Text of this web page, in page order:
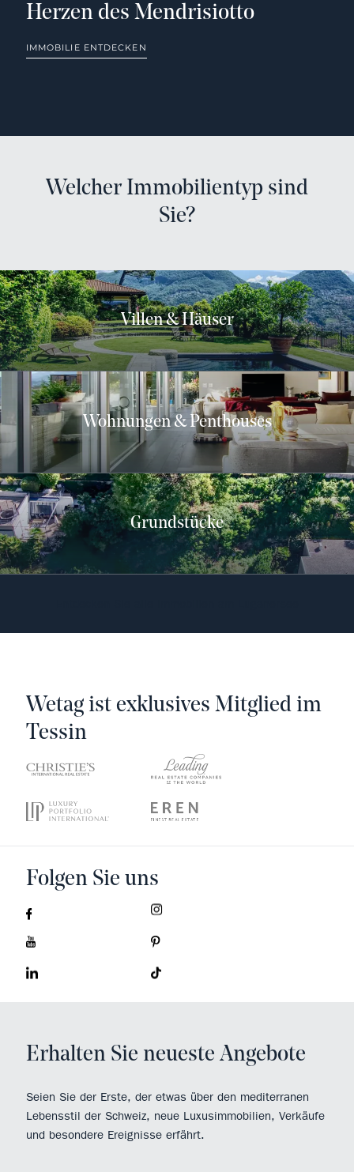
Welcher Immobilientyp sind
Sie?
Villen & Häuser
Wohnungen & Penthouses
Grundstücke
Wetag ist exklusives Mitglied im
Tessin
Folgen Sie uns
Erhalten Sie neueste Angebote
Seien Sie der Erste, der etwas über den mediterranen
Lebensstil der Schweiz, neue Luxusimmobilien, Verkäufe
und besondere Ereignisse erfährt.